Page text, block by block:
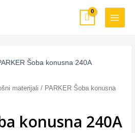
MAIN
Šoba konusna 240A
materijali / PARKER Šoba konusna
konusna 240A